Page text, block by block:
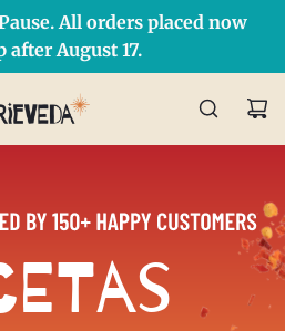
All orders placed now
after August 17.
SHOP NOW